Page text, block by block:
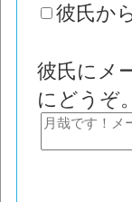
彼氏か
彼氏にメ
にどうぞ。